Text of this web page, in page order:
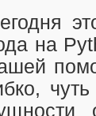
на